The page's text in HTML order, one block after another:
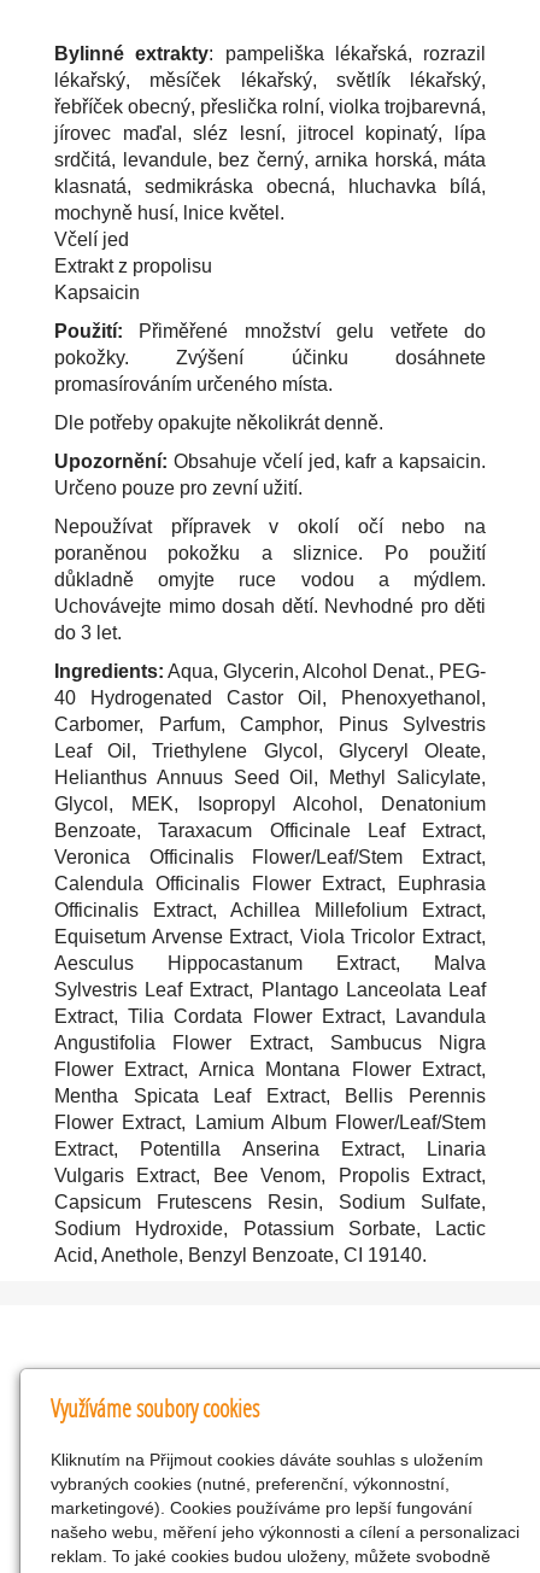
Bylinné extrakty: pampeliška lékařská, rozrazil
lékařský, měsíček lékařský, světlík lékařský,
řebříček obecný, přeslička rolní, violka trojbarevná,
jírovec maďal, sléz lesní, jitrocel kopinatý, lípa
srdčitá, levandule, bez černý, arnika horská, máta
klasnatá, sedmikráska obecná, hluchavka bílá,
mochyně husí, lnice květel.
Včelí jed
Extrakt z propolisu
Kapsaicin
Použití: Přiměřené množství gelu vetřete do
pokožky. Zvýšení účinku dosáhnete
promasírováním určeného místa.
Dle potřeby opakujte několikrát denně.
Upozornění: Obsahuje včelí jed, kafr a kapsaicin.
Určeno pouze pro zevní užití.
Nepoužívat přípravek v okolí očí nebo na
poraněnou pokožku a sliznice. Po použití
důkladně omyjte ruce vodou a mýdlem.
Uchovávejte mimo dosah dětí. Nevhodné pro děti
do 3 let.
Ingredients: Aqua, Glycerin, Alcohol Denat., PEG-
40 Hydrogenated Castor Oil, Phenoxyethanol,
Carbomer, Parfum, Camphor, Pinus Sylvestris
Leaf Oil, Triethylene Glycol, Glyceryl Oleate,
Helianthus Annuus Seed Oil, Methyl Salicylate,
Glycol, MEK, Isopropyl Alcohol, Denatonium
Benzoate, Taraxacum Officinale Leaf Extract,
Veronica Officinalis Flower/Leaf/Stem Extract,
Calendula Officinalis Flower Extract, Euphrasia
Officinalis Extract, Achillea Millefolium Extract,
Equisetum Arvense Extract, Viola Tricolor Extract,
Aesculus Hippocastanum Extract, Malva
Sylvestris Leaf Extract, Plantago Lanceolata Leaf
Extract, Tilia Cordata Flower Extract, Lavandula
Angustifolia Flower Extract, Sambucus Nigra
Flower Extract, Arnica Montana Flower Extract,
Mentha Spicata Leaf Extract, Bellis Perennis
Flower Extract, Lamium Album Flower/Leaf/Stem
Extract, Potentilla Anserina Extract, Linaria
Vulgaris Extract, Bee Venom, Propolis Extract,
Capsicum Frutescens Resin, Sodium Sulfate,
Sodium Hydroxide, Potassium Sorbate, Lactic
Acid, Anethole, Benzyl Benzoate, CI 19140.
Kontakty
KNK obchodní společnost s r.o.
Komenského 127, Žacléř, 542 01 Číslo účtu:
286293602/0300
25298518
CZ25298518
Využíváme soubory cookies
Kliknutím na Přijmout cookies dáváte souhlas s uložením
vybraných cookies (nutné, preferenční, výkonnostní,
marketingové). Cookies používáme pro lepší fungování
našeho webu, měření jeho výkonnosti a cílení a personalizaci
reklam. To jaké cookies budou uloženy, můžete svobodně